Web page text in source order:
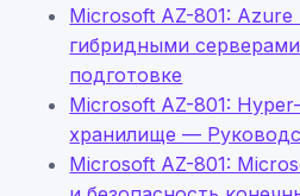
Microsoft AZ-801:
гибридными
подготовке
Microsoft AZ-801:
хранилище —
Microsoft AZ-801: